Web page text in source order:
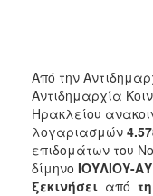
2011
2010
2006
Από την
Αντιδημαρχία
Ηρακλείου
λογαριασμών
επιδομάτων του
δίμηνο ΙΟΥΛΙΟΥ-
ξεκινήσει από